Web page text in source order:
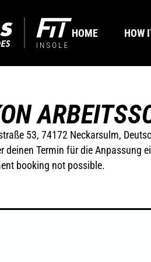
HOME HOW
53, 74172 Neckarsulm,
deinen Termin für die Anpassung
booking not possible.